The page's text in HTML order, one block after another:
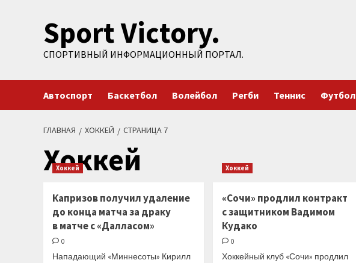
содержимомуSport Victory.
СПОРТИВНЫЙ ИНФОРМАЦИОННЫЙ ПОРТАЛ.
Автоспорт Баскетбол Волейбол Регби Теннис Футбол
ГЛАВНАЯ ХОККЕЙ СТРАНИЦА 7
Хоккей
Хоккей
Капризов получил удаление
до конца матча за драку
в матче с «Далласом»
0
Нападающий «Миннесоты» Кирилл
Хоккей
«Сочи» продлил контракт
с защитником Вадимом
Кудако
0
Хоккейный клуб «Сочи» продлил